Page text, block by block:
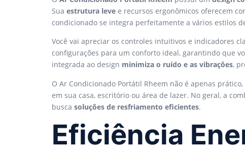
Sua estrutura leve e recursos ergonômicos oferecem
condicionado se integra perfeitamente a vários estilos
Você vai apreciar os controles intuitivos e indicadores
configurações para um conforto ideal, garantindo que
integrada ao design minimiza o ruído e as vibrações,
O Ar Condicionado Portátil Rheem não é apenas
em sua casa, escritório ou área de lazer. No geral, a
busca soluções de resfriamento eficientes.
Eficiência